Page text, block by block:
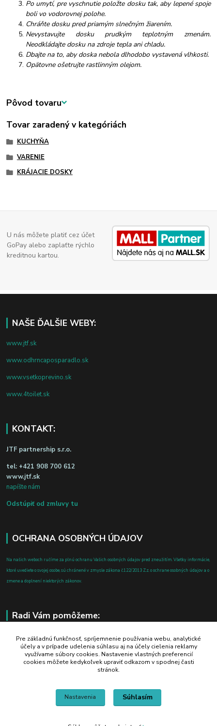
Po umytí, pre vyschnutie položte dosku tak, aby lepené spoje
boli vo vodorovnej polohe.
Chráňte dosku pred priamým slnečným žiarením.
Nevystavujte dosku prudkým teplotným zmenám.
Neodkládajte dosku na zdroje tepla ani chladu.
Dbajte na to, aby doska nebola dlhodobo vystavená vlhkosti.
Opätovne ošetrujte rastlinným olejom.
Pôvod tovaru
Tovar zaradený v kategóriách
KUCHYŇA
VARENIE
KRÁJACIE DOSKY
U nás môžete platiť cez účet
GoPay alebo zaplaťte rýchlo
kreditnou kartou.
NAŠE ĎALŠIE WEBY:
www.jtf.sk
www.odhrncaposparadlo.sk
www.vsetkoprevino.sk
www.4toilet.sk
KONTAKT:
JTF partnership s.r.o.
tel: +421 908 700 612
www.jtf.sk
napíšte nám
Odstúpiť od zmluvy tu
OCHRANA OSOBNÝCH ÚDAJOV
Na našich weboch ručíme za plnú ochranu Vašich osobných údajov pred zneužitím. Všetky informácie,
ktoré uvediete o svojej osobe, sú chránené v zmysle zákona č.122/2013 Z.z. o ochrane osobných údajov a o
zmene a doplnení niektorých zákonov.
Radi Vám pomôžeme:
+421 908 700 612
po-pia: 8.00 - 16.00
business@jtf.sk
Pre základnú funkčnosť, spríjemnenie používania webu, analytické
účely a v prípade udelenia súhlasu aj na účely cielenia reklamy
využívame súbory cookies. Nastavenie vlastných preferencií
cookies môžete kedykoľvek upraviť odkazom v spodnej časti
stránok.
Nastavenia Súhlasím